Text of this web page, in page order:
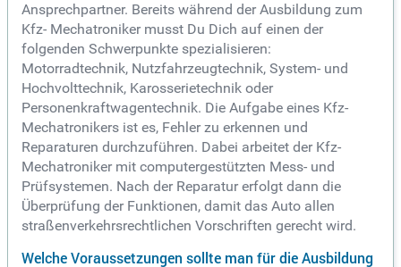
Ansprechpartner. Bereits während der Ausbildung zum
Kfz- Mechatroniker musst Du Dich auf einen der
folgenden Schwerpunkte spezialisieren:
Motorradtechnik, Nutzfahrzeugtechnik, System- und
Hochvolttechnik, Karosserietechnik oder
Personenkraftwagentechnik. Die Aufgabe eines Kfz-
Mechatronikers ist es, Fehler zu erkennen und
Reparaturen durchzuführen. Dabei arbeitet der Kfz-
Mechatroniker mit computergestützten Mess- und
Prüfsystemen. Nach der Reparatur erfolgt dann die
Überprüfung der Funktionen, damit das Auto allen
straßenverkehrsrechtlichen Vorschriften gerecht wird.
Welche Voraussetzungen sollte man für die Ausbildung